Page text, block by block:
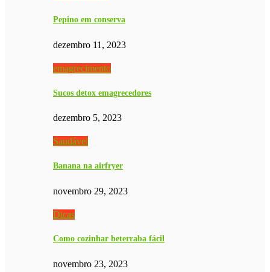
Pepino em conserva
dezembro 11, 2023
emagrecimento
Sucos detox emagrecedores
dezembro 5, 2023
Saudável
Banana na airfryer
novembro 29, 2023
Dicas
Como cozinhar beterraba fácil
novembro 23, 2023